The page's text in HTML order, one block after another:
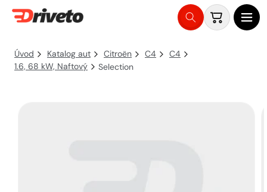
na
obsah
Košík
Úvod Katalog aut Citroën C4
C4
1.6, 68 kW, Naftový
Selection